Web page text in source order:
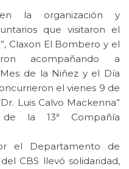
la organización y
que visitaron el
Claxon El Bombero y el
acompañando a
de la Niñez y el Día
el vienes 9 de
Luis Calvo Mackenna”
la 13ª Compañía
el Departamento de
CBS llevó solidaridad,